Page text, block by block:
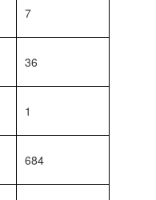
7
36
1
684